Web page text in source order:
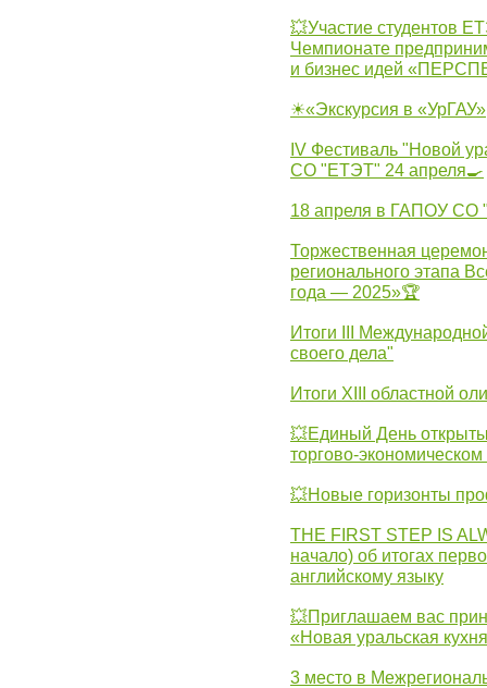
💥Участие студентов
Чемпионате
и бизнес идей
☀«Экскурсия в «УрГАУ»
IV Фестиваль "Новой
СО "ЕТЭТ" 24 апреля🍳
18 апреля в ГАПОУ СО
Торжественная
регионального этапа
года — 2025»🏆
Итоги III
своего дела"
Итоги XIII областной
💥Единый День
торгово-
💥Новые горизонты
THE FIRST STEP IS
начало) об итогах
английскому языку
💥Приглашаем вас
«Новая уральская
3 место в